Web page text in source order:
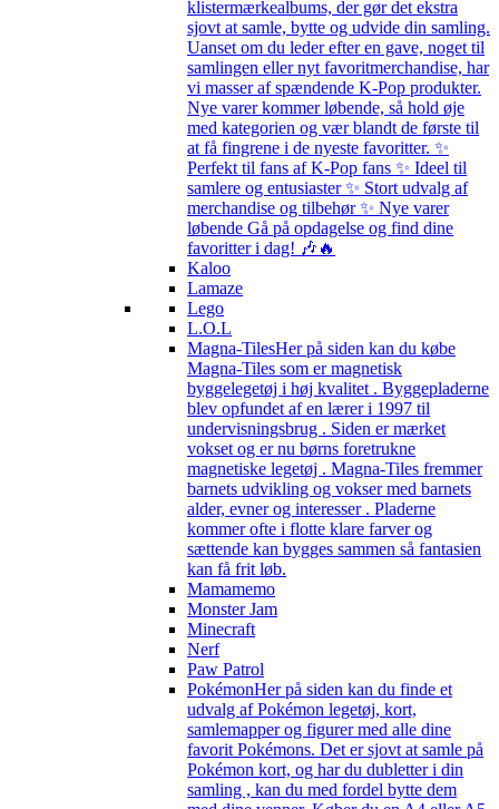
klistermærkealbums, der gør det ekstra
sjovt at samle, bytte og udvide din samling.
Uanset om du leder efter en gave, noget til
samlingen eller nyt favoritmerchandise, har
vi masser af spændende K-Pop produkter.
Nye varer kommer løbende, så hold øje
med kategorien og vær blandt de første til
at få fingrene i de nyeste favoritter. ✨
Perfekt til fans af K-Pop fans ✨ Ideel til
samlere og entusiaster ✨ Stort udvalg af
merchandise og tilbehør ✨ Nye varer
løbende Gå på opdagelse og find dine
favoritter i dag! 🎶🔥
Kaloo
Lamaze
Lego
L.O.L
Magna-TilesHer på siden kan du købe
Magna-Tiles som er magnetisk
byggelegetøj i høj kvalitet . Byggepladerne
blev opfundet af en lærer i 1997 til
undervisningsbrug . Siden er mærket
vokset og er nu børns foretrukne
magnetiske legetøj . Magna-Tiles fremmer
barnets udvikling og vokser med barnets
alder, evner og interesser . Pladerne
kommer ofte i flotte klare farver og
sættende kan bygges sammen så fantasien
kan få frit løb.
Mamamemo
Monster Jam
Minecraft
Nerf
Paw Patrol
PokémonHer på siden kan du finde et
udvalg af Pokémon legetøj, kort,
samlemapper og figurer med alle dine
favorit Pokémons. Det er sjovt at samle på
Pokémon kort, og har du dubletter i din
samling , kan du med fordel bytte dem